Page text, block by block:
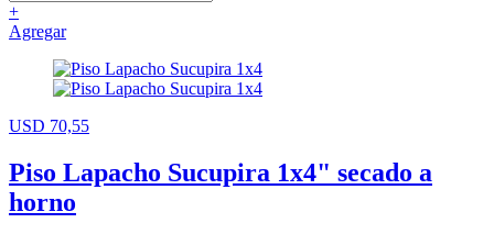
+
Agregar
USD 70,55
Piso Lapacho Sucupira 1x4" secado a
horno